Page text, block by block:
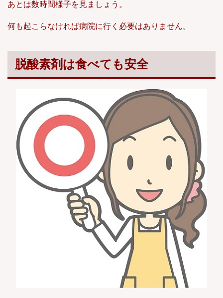
あとは数時間様子を見ましょう。
何も起こらなければ病院に行く必要はありません。
脱酸素剤は食べても安全